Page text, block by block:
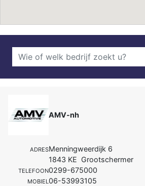
AMV-nh
ADRESMenningweerdijk 6
1843 KE Grootschermer
TELEFOON0299-675000
MOBIEL06-53993105